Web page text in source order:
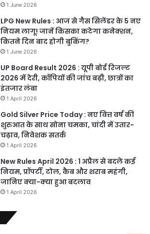
1 June 2026
LPG New Rules : आज से गैस सिलेंडर के 5 नए
नियम लागू! जानें किसका कटेगा कनेक्शन,
कितने दिन बाद होगी बुकिंग?
1 June 2026
UP Board Result 2026 : यूपी बोर्ड रिजल्ट
2026 में देरी, कॉपियों की जांच बढ़ी, छात्रों का
इंतजार लंबा
1 April 2026
Gold Silver Price Today : नए वित्त वर्ष की
शुरुआत के साथ सोना चमका, चांदी में उतार-
चढ़ाव, निवेशक सतर्क
1 April 2026
New Rules April 2026 : 1 अप्रैल से बदले कई
नियम, प्रॉपर्टी, टोल, कैब और शराब महंगी,
जानिए क्या-क्या हुआ बदलाव
1 April 2026